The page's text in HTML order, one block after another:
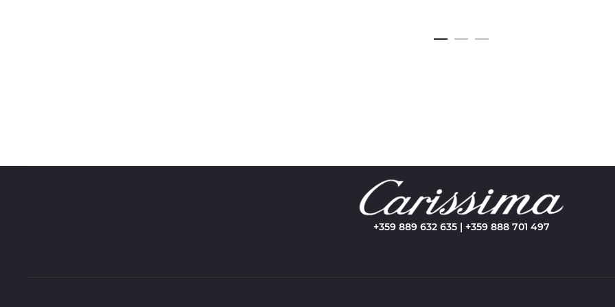
+359 889 632 635 | +359 888 701 497